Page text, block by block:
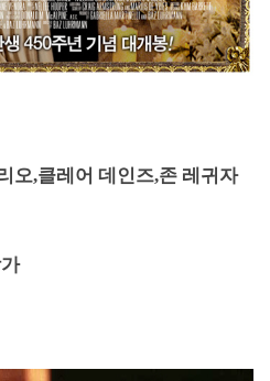
오,클레어 데인즈,존 레귀자